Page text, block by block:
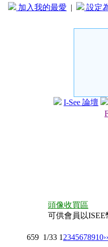
加入我的最愛 | 設定
I-See 論壇
頭像收買區
可供會員以
659 1/33 1 2345678910››